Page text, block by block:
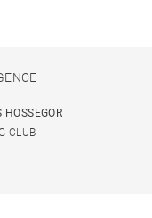
HOSSEGOR
CLUB